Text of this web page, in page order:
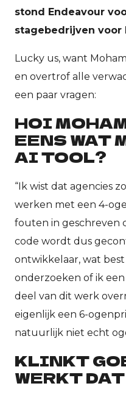
stond Endeavour
stagebedrijven voor
Lucky us, want
en overtrof alle
een paar vragen:
HOI
EENS WAT
AI TOOL?
“Ik wist dat agencies
werken met een 4-
fouten in geschreven
code wordt dus
ontwikkelaar, wat
onderzoeken of ik
deel van dit werk
eigenlijk een 6-
natuurlijk niet echt
KLINKT
WERKT